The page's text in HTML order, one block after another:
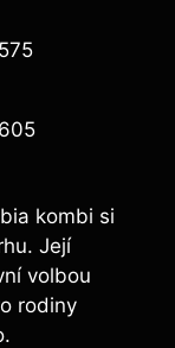
575
605
kombi si
Její
volbou
rodiny